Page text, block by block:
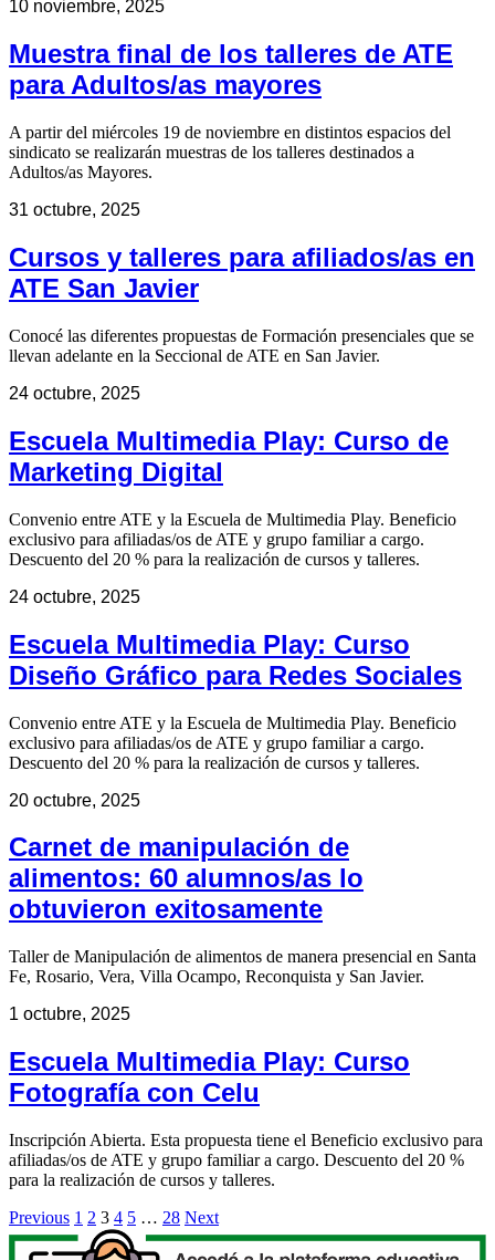
10 noviembre, 2025
Muestra final de los talleres de ATE
para Adultos/as mayores
A partir del miércoles 19 de noviembre en distintos espacios del
sindicato se realizarán muestras de los talleres destinados a
Adultos/as Mayores.
31 octubre, 2025
Cursos y talleres para afiliados/as en
ATE San Javier
Conocé las diferentes propuestas de Formación presenciales que se
llevan adelante en la Seccional de ATE en San Javier.
24 octubre, 2025
Escuela Multimedia Play: Curso de
Marketing Digital
Convenio entre ATE y la Escuela de Multimedia Play. Beneficio
exclusivo para afiliadas/os de ATE y grupo familiar a cargo.
Descuento del 20 % para la realización de cursos y talleres.
24 octubre, 2025
Escuela Multimedia Play: Curso
Diseño Gráfico para Redes Sociales
Convenio entre ATE y la Escuela de Multimedia Play. Beneficio
exclusivo para afiliadas/os de ATE y grupo familiar a cargo.
Descuento del 20 % para la realización de cursos y talleres.
20 octubre, 2025
Carnet de manipulación de
alimentos: 60 alumnos/as lo
obtuvieron exitosamente
Taller de Manipulación de alimentos de manera presencial en Santa
Fe, Rosario, Vera, Villa Ocampo, Reconquista y San Javier.
1 octubre, 2025
Escuela Multimedia Play: Curso
Fotografía con Celu
Inscripción Abierta. Esta propuesta tiene el Beneficio exclusivo para
afiliadas/os de ATE y grupo familiar a cargo. Descuento del 20 %
para la realización de cursos y talleres.
Previous 1 2 3 4 5 … 28 Next